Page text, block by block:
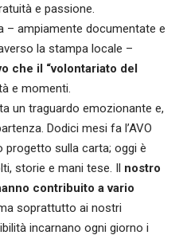
e passione.
– ampiamente documentate e
la stampa locale –
che il “volontariato del
e momenti.
un traguardo emozionante e,
Dodici mesi fa l’AVO
progetto sulla carta; oggi è
storie e mani tese. Il nostro
contribuito a vario
soprattutto ai nostri
incarnano ogni giorno i